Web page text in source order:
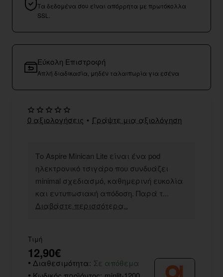
Τα δεδομένα σου είναι απόρρητα με πρωτόκολλα
SSL.
Εύκολη Επιστροφή
Απλή διαδικασία, μηδέν ταλαιπωρία για εσένα
Το Aspire Minican Lite είναι ένα pod
ηλεκτρονικό τσιγάρο που συνδυάζει
minimal σχεδιασμό, καθημερινή ευκολία
και εντυπωσιακή απόδοση. Παρά τ...
Διαβάστε περισσότερα..
0 αξιολογήσεις • Γράψτε μια αξιολόγηση
Τιμή
12,90€
Διαθεσιμότητα: Σε απόθεμα